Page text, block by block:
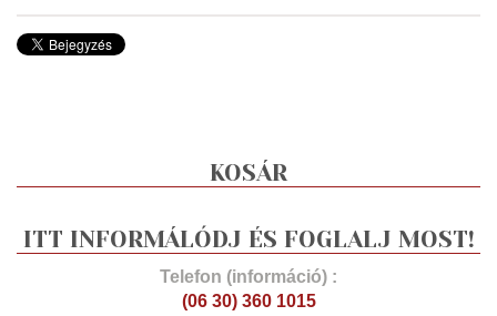
KOSÁR
ITT INFORMÁLÓDJ ÉS FOGLALJ MOST!
Telefon (információ) :
(06 30) 360 1015